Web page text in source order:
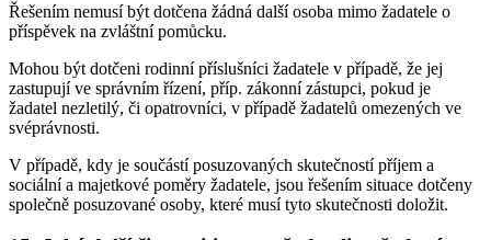
Řešením nemusí být dotčena žádná další osoba mimo žadatele o
příspěvek na zvláštní pomůcku.
Mohou být dotčeni rodinní příslušníci žadatele v případě, že jej
zastupují ve správním řízení, příp. zákonní zástupci, pokud je
žadatel nezletilý, či opatrovníci, v případě žadatelů omezených ve
svéprávnosti.
V případě, kdy je součástí posuzovaných skutečností příjem a
sociální a majetkové poměry žadatele, jsou řešením situace dotčeny
společně posuzované osoby, které musí tyto skutečnosti doložit.